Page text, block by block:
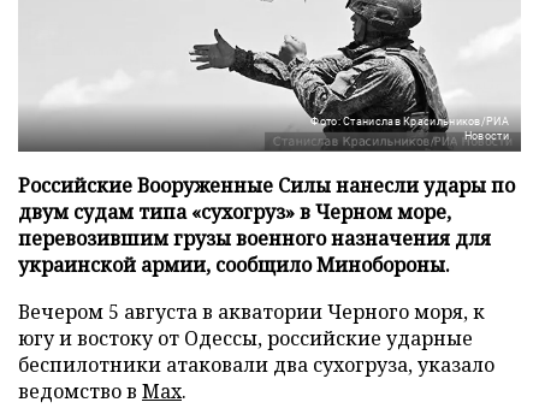
Фото: Станислав Красильников/РИА
Новости
Российские Вооруженные Силы нанесли удары по
двум судам типа «сухогруз» в Черном море,
перевозившим грузы военного назначения для
украинской армии, сообщило Минобороны.
Вечером 5 августа в акватории Черного моря, к
югу и востоку от Одессы, российские ударные
беспилотники атаковали два сухогруза, указало
ведомство в Max.